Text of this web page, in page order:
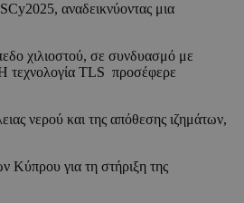
αναδεικνύοντας μια
χιλιοστού, σε συνδυασμό με
τεχνολογία TLS προσέφερε
νερού και της απόθεσης ιζημάτων,
Κύπρου για τη στήριξη της